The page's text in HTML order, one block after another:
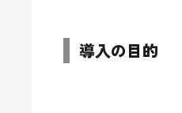
導入の目的